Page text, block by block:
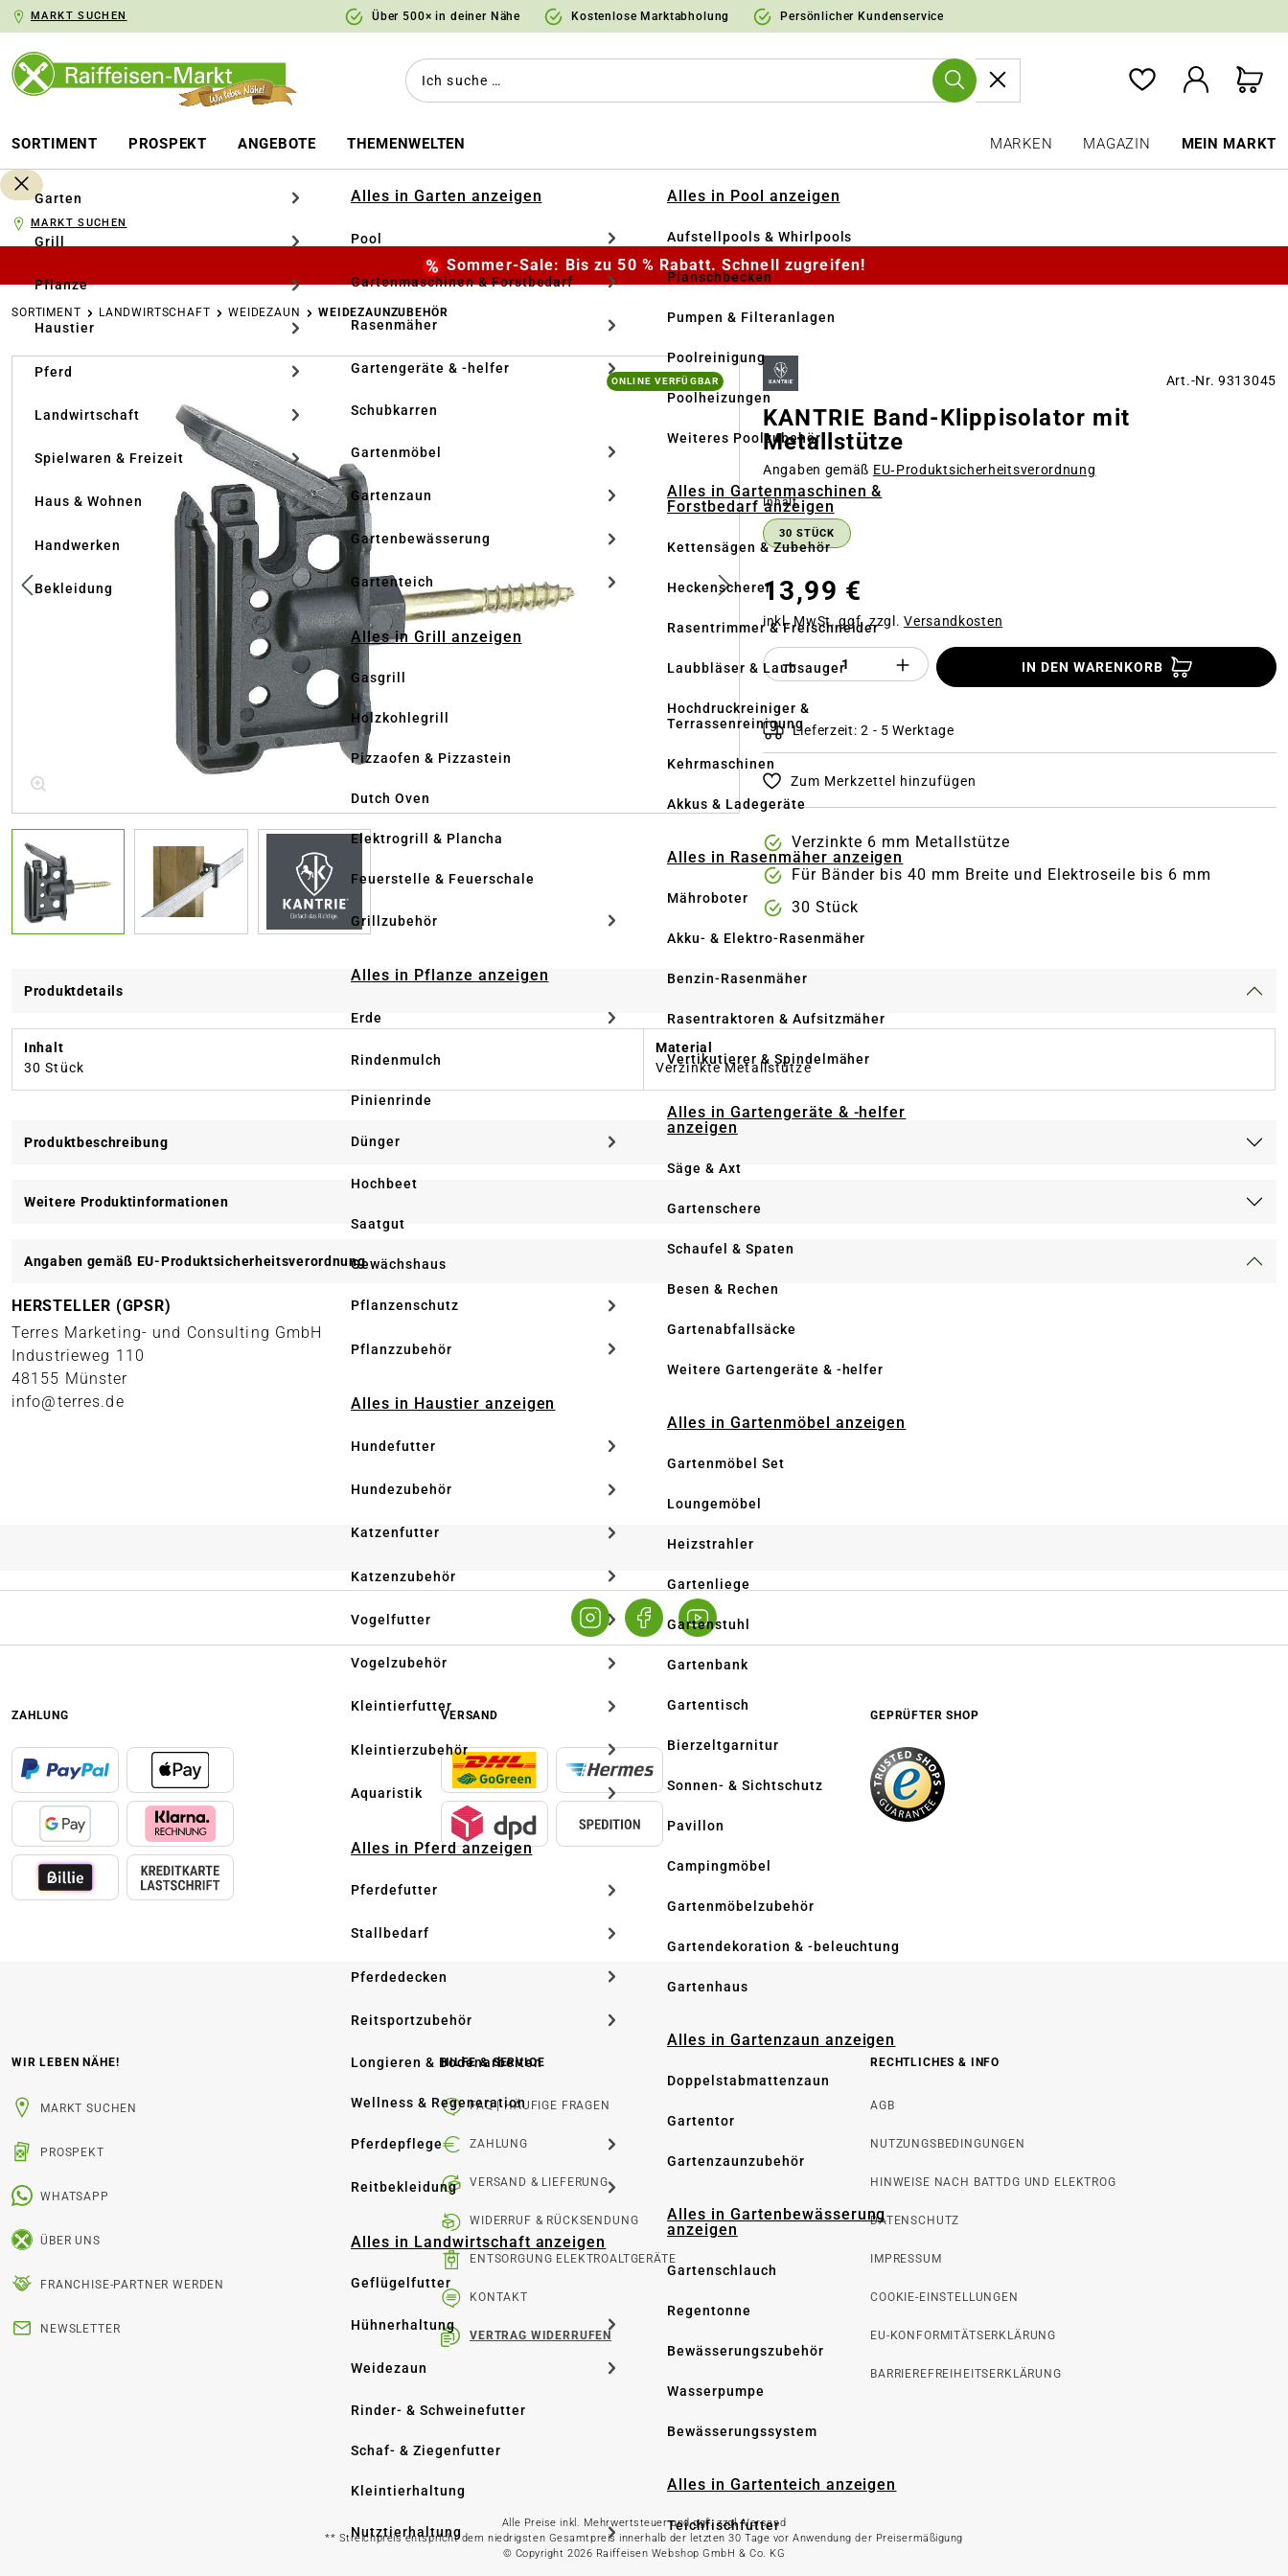
Zur Hauptnavigation springen
MARKT SUCHEN Über 500× in deiner Nähe Kostenlose Marktabholung Persönlicher Kundenservice
SORTIMENT PROSPEKT ANGEBOTE THEMENWELTEN MARKEN MAGAZIN MEIN MARKT
Garten
Grill
Pflanze
Haustier
Pferd
Landwirtschaft
Spielwaren & Freizeit
Haus & Wohnen
Handwerken
Bekleidung
Alles in Garten anzeigen
Pool
Gartenmaschinen & Forstbedarf
Rasenmäher
Gartengeräte & -helfer
Schubkarren
Gartenmöbel
Gartenzaun
Gartenbewässerung
Gartenteich
Alles in Grill anzeigen
Gasgrill
Holzkohlegrill
Pizzaofen & Pizzastein
Dutch Oven
Elektrogrill & Plancha
Feuerstelle & Feuerschale
Grillzubehör
Alles in Pflanze anzeigen
Erde
Rindenmulch
Pinienrinde
Dünger
Hochbeet
Saatgut
Gewächshaus
Pflanzenschutz
Pflanzzubehör
Alles in Haustier anzeigen
Hundefutter
Hundezubehör
Katzenfutter
Katzenzubehör
Vogelfutter
Vogelzubehör
Kleintierfutter
Kleintierzubehör
Aquaristik
Alles in Pferd anzeigen
Pferdefutter
Stallbedarf
Pferdedecken
Reitsportzubehör
Longieren & Bodenarbeiten
Wellness & Regeneration
Pferdepflege
Reitbekleidung
Alles in Landwirtschaft anzeigen
Geflügelfutter
Hühnerhaltung
Weidezaun
Rinder- & Schweinefutter
Schaf- & Ziegenfutter
Kleintierhaltung
Nutztierhaltung
Alles in Pool anzeigen
Aufstellpools & Whirlpools
Planschbecken
Pumpen & Filteranlagen
Poolreinigung
Poolheizungen
Weiteres Poolzubehör
Alles in Gartenmaschinen &
Forstbedarf anzeigen
Kettensägen & Zubehör
Heckenscheren
Rasentrimmer & Freischneider
Laubbläser & Laubsauger
Hochdruckreiniger &
Terrassenreinigung
Kehrmaschinen
Akkus & Ladegeräte
Alles in Rasenmäher anzeigen
Mähroboter
Akku- & Elektro-Rasenmäher
Benzin-Rasenmäher
Rasentraktoren & Aufsitzmäher
Vertikutierer & Spindelmäher
Alles in Gartengeräte & -helfer
anzeigen
Säge & Axt
Gartenschere
Schaufel & Spaten
Besen & Rechen
Gartenabfallsäcke
Weitere Gartengeräte & -helfer
Alles in Gartenmöbel anzeigen
Gartenmöbel Set
Loungemöbel
Heizstrahler
Gartenliege
Gartenstuhl
Gartenbank
Gartentisch
Bierzeltgarnitur
Sonnen- & Sichtschutz
Pavillon
Campingmöbel
Gartenmöbelzubehör
Gartendekoration & -beleuchtung
Gartenhaus
Alles in Gartenzaun anzeigen
Doppelstabmattenzaun
Gartentor
Gartenzaunzubehör
Alles in Gartenbewässerung
anzeigen
Gartenschlauch
Regentonne
Bewässerungszubehör
Wasserpumpe
Bewässerungssystem
Alles in Gartenteich anzeigen
Teichfischfutter
MARKT SUCHEN
Sommer-Sale: Bis zu 50 % Rabatt. Schnell zugreifen!
SORTIMENT LANDWIRTSCHAFT WEIDEZAUN WEIDEZAUNZUBEHÖR
Bildergalerie überspringen
ONLINE VERFÜGBAR Art.-Nr. 9313045
KANTRIE Band-Klippisolator mit
Metallstütze
Angaben gemäß EU‑Produktsicherheitsverordnung
Inhaltauswählen
30 STÜCK
13,99 €
inkl. MwSt. ggf. zzgl.Versandkosten
Produkt Anzahl des Produktes "%product%":
IN DEN WARENKORB
Lieferzeit: 2 - 5 Werktage
Zum Merkzettel hinzufügen
Verzinkte 6 mm Metallstütze
Für Bänder bis 40 mm Breite und Elektroseile bis 6 mm
30 Stück
Produktdetails
Inhalt
30 Stück
Material
Verzinkte Metallstütze
Produktbeschreibung
Weitere Produktinformationen
Angaben gemäß EU-Produktsicherheitsverordnung
HERSTELLER (GPSR)
Terres Marketing- und Consulting GmbH
Industrieweg 110
48155 Münster
info@terres.de
ZAHLUNG VERSAND GEPRÜFTER SHOP
WIR LEBEN NÄHE!
MARKT SUCHEN
PROSPEKT
WHATSAPP
ÜBER UNS
FRANCHISE-PARTNER WERDEN
NEWSLETTER
HILFE & SERVICE
FAQ | HÄUFIGE FRAGEN
ZAHLUNG
VERSAND & LIEFERUNG
WIDERRUF & RÜCKSENDUNG
ENTSORGUNG ELEKTROALTGERÄTE
KONTAKT
VERTRAG WIDERRUFEN
RECHTLICHES & INFO
AGB
NUTZUNGSBEDINGUNGEN
HINWEISE NACH BATTDG UND ELEKTROG
DATENSCHUTZ
IMPRESSUM
COOKIE-EINSTELLUNGEN
EU-KONFORMITÄTSERKLÄRUNG
BARRIEREFREIHEITSERKLÄRUNG
Alle Preise inkl. Mehrwertsteuer und ggf. zzgl. Versand
** Streichpreis entspricht dem niedrigsten Gesamtpreis innerhalb der letzten 30 Tage vor Anwendung der Preisermäßigung
© Copyright 2026 Raiffeisen Webshop GmbH & Co. KG